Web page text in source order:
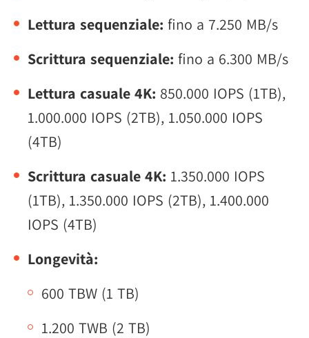
Lettura sequenziale: fino a 7.250 MB/s
Scrittura sequenziale: fino a 6.300 MB/s
Lettura casuale 4K: 850.000 IOPS (1TB),
1.000.000 IOPS (2TB), 1.050.000 IOPS
(4TB)
Scrittura casuale 4K: 1.350.000 IOPS
(1TB), 1.350.000 IOPS (2TB), 1.400.000
IOPS (4TB)
Longevità:
600 TBW (1 TB)
1.200 TWB (2 TB)